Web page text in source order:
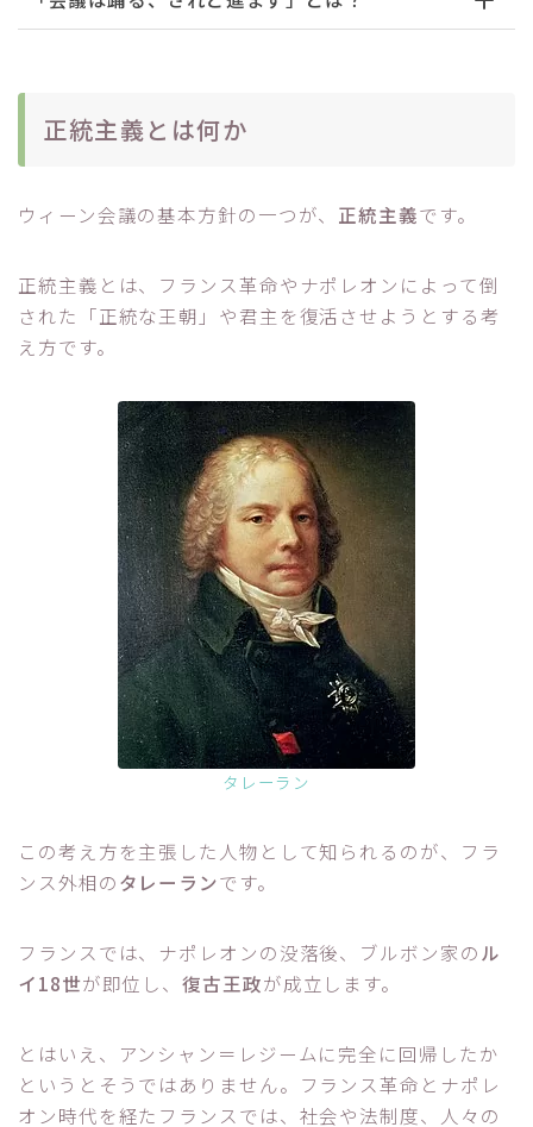
正統主義とは何か
ウィーン会議の基本方針の一つが、 正統主義です。
正統主義とは、フランス革命やナポレオンによって倒
された「正統な王朝」や君主を復活させようとする考
え方です。
タレーラン
この考え方を主張した人物として知られるのが、フラ
ンス外相のタレーランです。
フランスでは、ナポレオンの没落後、ブルボン家の ル
イ18世が即位し、復古王政が成立します。
とはいえ、アンシャン＝レジームに完全に回帰したか
というとそうではありません。フランス革命とナポレ
オン時代を経たフランスでは、社会や法制度、人々の